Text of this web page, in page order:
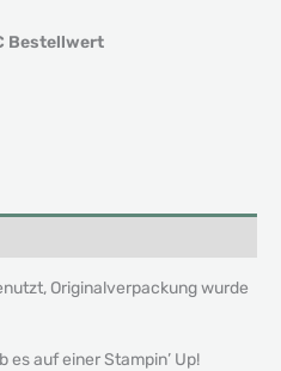
Bestellwert
Originalverpackung wurde
auf einer Stampin’ Up!